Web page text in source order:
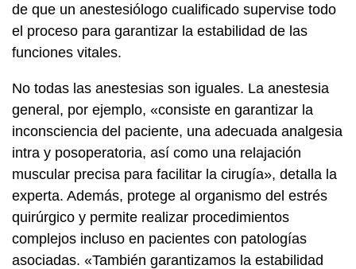
de que un anestesiólogo cualificado supervise todo
el proceso para garantizar la estabilidad de las
funciones vitales.
No todas las anestesias son iguales. La anestesia
general, por ejemplo, «consiste en garantizar la
inconsciencia del paciente, una adecuada analgesia
intra y posoperatoria, así como una relajación
muscular precisa para facilitar la cirugía», detalla la
experta. Además, protege al organismo del estrés
quirúrgico y permite realizar procedimientos
complejos incluso en pacientes con patologías
asociadas. «También garantizamos la estabilidad